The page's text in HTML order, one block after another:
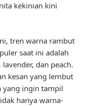
kekinian kini
tren warna rambut
saat ini adalah
dan peach.
kesan yang lembut
yang ingin tampil
hanya warna-